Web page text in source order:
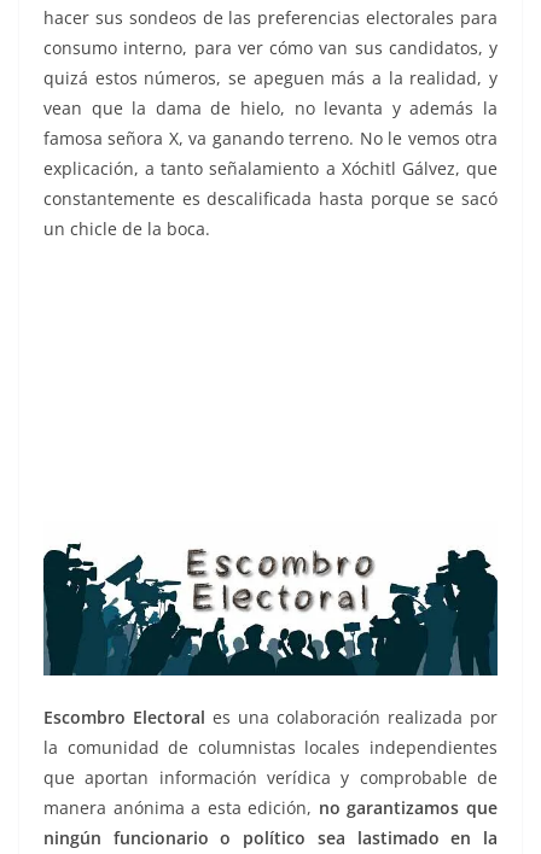
hacer sus sondeos de las preferencias electorales para
consumo interno, para ver cómo van sus candidatos, y
quizá estos números, se apeguen más a la realidad, y
vean que la dama de hielo, no levanta y además la
famosa señora X, va ganando terreno. No le vemos otra
explicación, a tanto señalamiento a Xóchitl Gálvez, que
constantemente es descalificada hasta porque se sacó
un chicle de la boca.
Escombro Electoral es una colaboración realizada por
la comunidad de columnistas locales independientes
que aportan información verídica y comprobable de
manera anónima a esta edición, no garantizamos que
ningún funcionario o político sea lastimado en la